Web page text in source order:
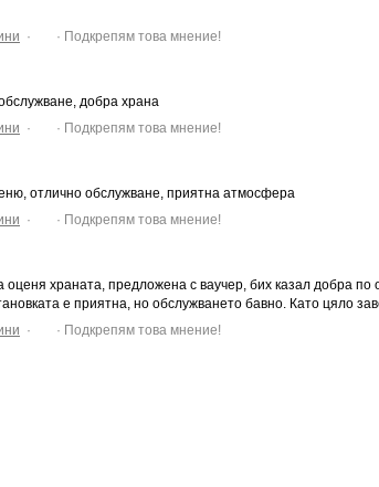
· · Подкрепям това мнение!
добра храна
· · Подкрепям това мнение!
отлично обслужване, приятна атмосфера
· · Подкрепям това мнение!
оценя храната, предложена с ваучер, бих казал добра
е приятна, но обслужването бавно. Като цяло
· · Подкрепям това мнение!